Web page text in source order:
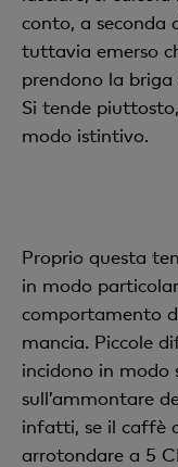
conto, a seconda
tuttavia emerso
prendono la
Si tende
modo istintivo.
Proprio questa
in modo
comportamento
mancia. Piccole
incidono in modo
sull’ammontare
infatti, se il caffè
arrotondare a 5